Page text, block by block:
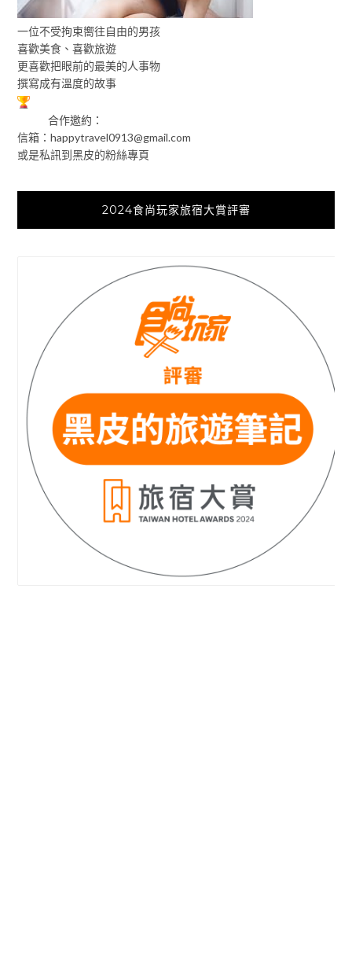
一位不受拘束嚮往自由的男孩
喜歡美食、喜歡旅遊
更喜歡把眼前的最美的人事物
撰寫成有溫度的故事
合作邀約：
信箱：happytravel0913@gmail.com
或是私訊到黑皮的粉絲專頁
2024食尚玩家旅宿大賞評審